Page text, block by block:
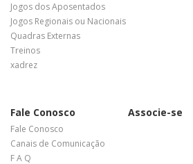
Jogos dos Aposentados
Jogos Regionais ou Nacionais
Quadras Externas
Treinos
xadrez
Fale Conosco
Fale Conosco
Canais de Comunicação
F A Q
Associe-se